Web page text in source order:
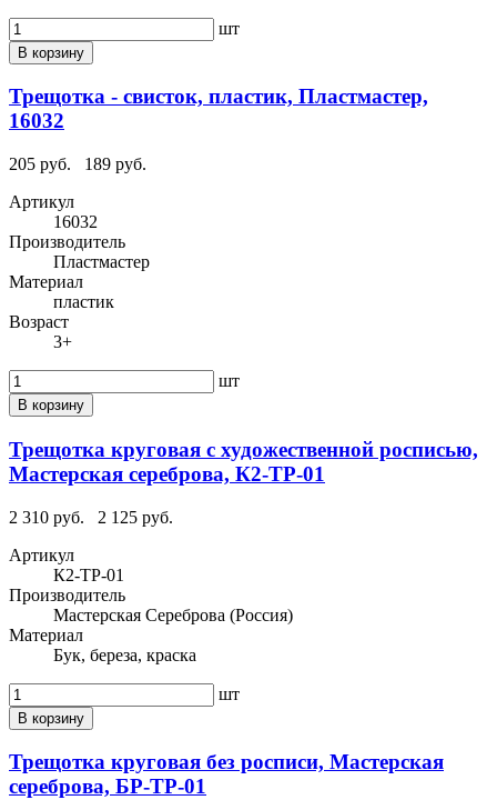
шт
В корзину
Трещотка - свисток, пластик, Пластмастер,
16032
205 руб.
189 руб.
Артикул
16032
Производитель
Пластмастер
Материал
пластик
Возраст
3+
шт
В корзину
Трещотка круговая с художественной росписью,
Мастерская сереброва, К2-ТР-01
2 310 руб.
2 125 руб.
Артикул
К2-ТР-01
Производитель
Мастерская Сереброва (Россия)
Материал
Бук, береза, краска
шт
В корзину
Трещотка круговая без росписи, Мастерская
сереброва, БР-ТР-01